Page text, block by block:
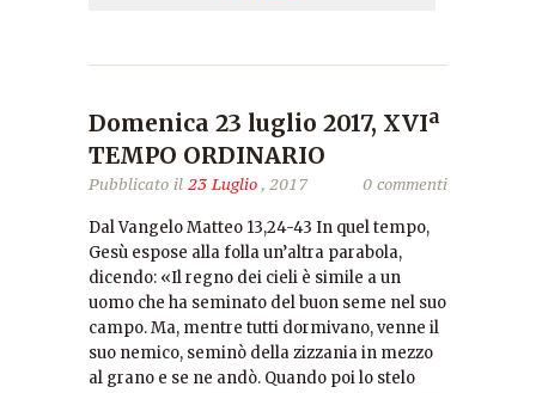
Domenica 23 luglio 2017, XVIª
TEMPO ORDINARIO
Pubblicato il 23 Luglio, 2017 0 commenti
Dal Vangelo Matteo 13,24-43 In quel tempo,
Gesù espose alla folla un’altra parabola,
dicendo: «Il regno dei cieli è simile a un
uomo che ha seminato del buon seme nel suo
campo. Ma, mentre tutti dormivano, venne il
suo nemico, seminò della zizzania in mezzo
al grano e se ne andò. Quando poi lo stelo